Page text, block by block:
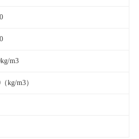
m3
kg/m3）